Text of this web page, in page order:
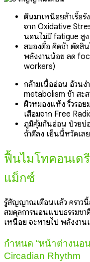
ตื่นมาเหนื่อยล้าเรื้อ
จาก Oxidative
นอนไม่มี fatigue สูง
สมองตื้อ คิดช้า ตัดสิ
พลังงานน้อย ลด
workers)
กล้ามเนื้ออ่อน อ้วนง่
metabolism ช้า สะ
ผิวหมองแห้ง ริ้วรอย
เสื่อมจาก Free
ภูมิคุ้มกันอ่อน ป่วยบ่
ถ้าดีลง เย็นนี้หวัดเล
ฟื้นไมโทคอนเด
แม็กซ์
รู้สัญญาณเตือนแล้ว คราวนี้
สมดุลการนอนแบบธรรมชา
เหนื่อย จะหายไป พลังงา
กำหนด “หน้าต่างนอ
Circadian Rhythm